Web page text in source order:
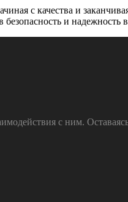
с качества и
и надежность
с ним.